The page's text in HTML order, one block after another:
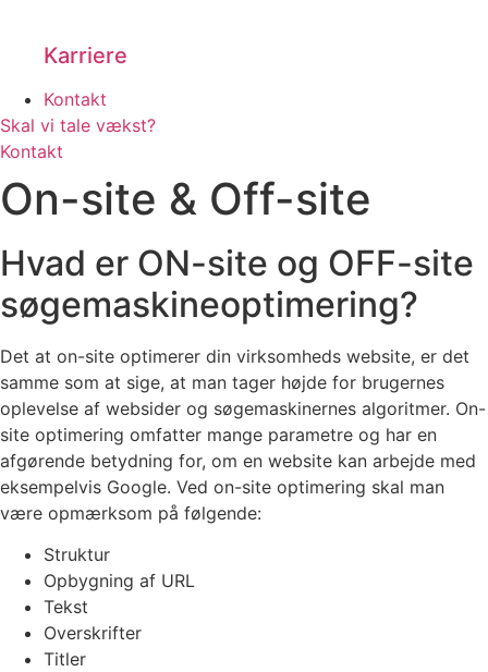
Karriere
Kontakt
Skal vi tale vækst?
Kontakt
On-site & Off-site
Hvad er ON-site og OFF-site
søgemaskineoptimering?
Det at on-site optimerer din virksomheds website, er det
samme som at sige, at man tager højde for brugernes
oplevelse af websider og søgemaskinernes algoritmer. On-
site optimering omfatter mange parametre og har en
afgørende betydning for, om en website kan arbejde med
eksempelvis Google. Ved on-site optimering skal man
være opmærksom på følgende:
Struktur
Opbygning af URL
Tekst
Overskrifter
Titler